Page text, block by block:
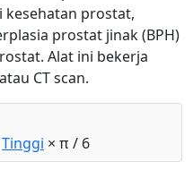
kesehatan prostat,
prostat jinak (BPH)
Alat ini bekerja
CT scan.
Tinggi × π / 6